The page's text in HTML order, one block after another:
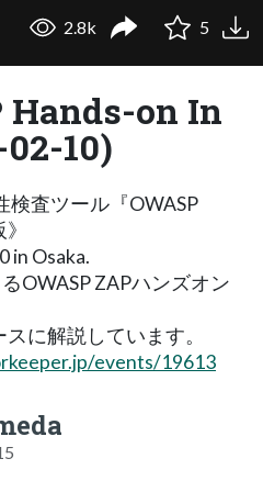
2.8k 5
Hands-on In
10)
検査ツール『OWASP
in Osaka.
OWASP ZAPハンズオン
に解説しています。
events/19613